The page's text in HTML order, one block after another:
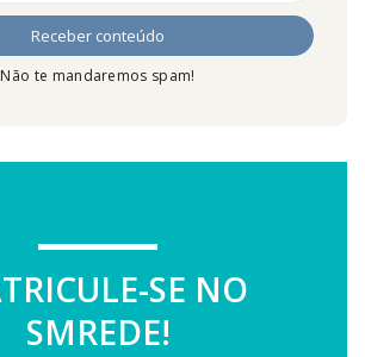
Não te mandaremos spam!
SE NO
SMREDE!